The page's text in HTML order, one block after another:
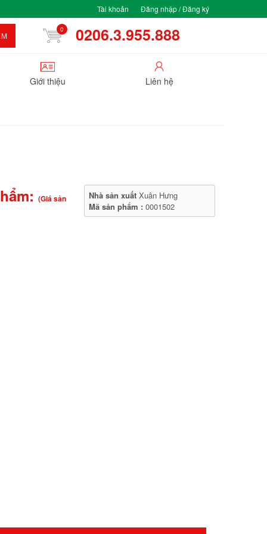
Tài khoản Đăng nhập / Đăng ký
0 0206.3.955.888
Giới thiệu Liên hệ
(Giá sản Nhà sản xuất Xuân Hưng
Mã sản phẩm : 0001502